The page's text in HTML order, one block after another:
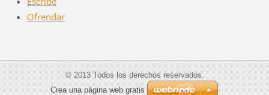
Ofrendar
© 2013 Todos los derechos reservados.
Crea una página web gratis